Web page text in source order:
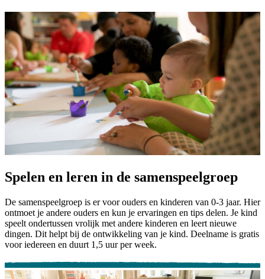
Spelen en leren in de samenspeelgroep
De samenspeelgroep is er voor ouders en kinderen van 0-3 jaar. Hier
ontmoet je andere ouders en kun je ervaringen en tips delen. Je kind
speelt ondertussen vrolijk met andere kinderen en leert nieuwe
dingen. Dit helpt bij de ontwikkeling van je kind. Deelname is gratis
voor iedereen en duurt 1,5 uur per week.